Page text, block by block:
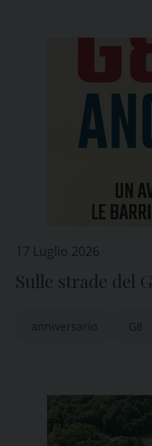
17 Luglio 2026
Sulle strade del
anniversario G8